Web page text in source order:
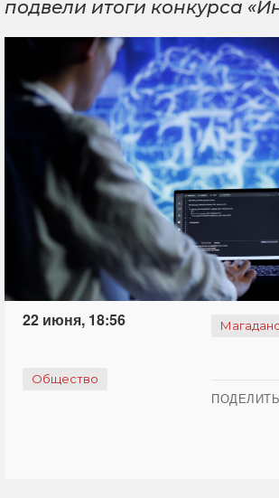
подвели итоги конкурса
22 июня, 18:56
Общество